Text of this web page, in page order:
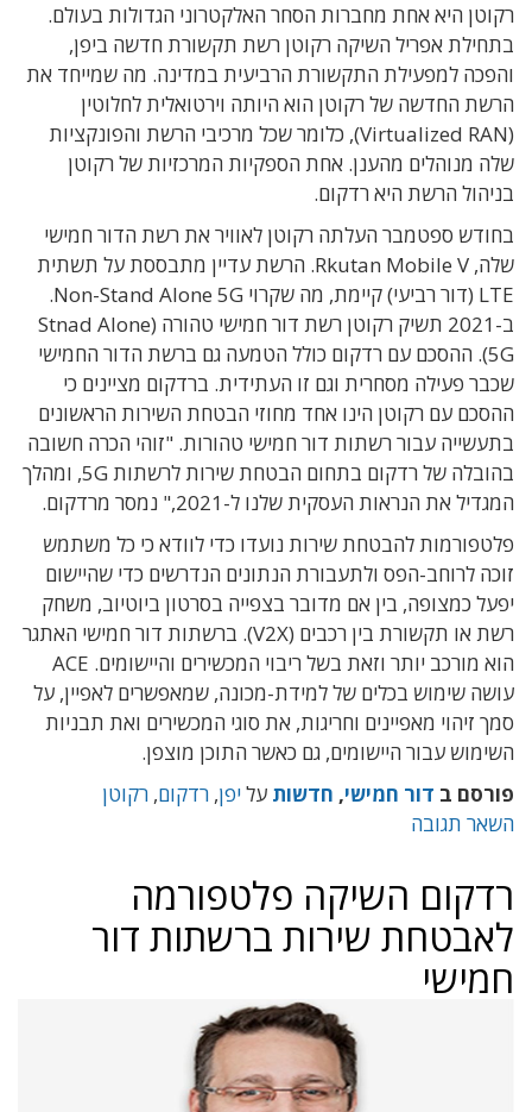
רקוטן היא אחת מחברות הסחר האלקטרוני הגדולות בעולם.
בתחילת אפריל השיקה רקוטן רשת תקשורת חדשה ביפן,
והפכה למפעילת התקשורת הרביעית במדינה. מה שמייחד את
הרשת החדשה של רקוטן הוא היותה וירטואלית לחלוטין
(Virtualized RAN), כלומר שכל מרכיבי הרשת והפונקציות
שלה מנוהלים מהענן. אחת הספקיות המרכזיות של רקוטן
בניהול הרשת היא רדקום.
בחודש ספטמבר העלתה רקוטן לאוויר את רשת הדור חמישי
שלה, Rkutan Mobile V. הרשת עדיין מתבססת על תשתית
LTE (דור רביעי) קיימת, מה שקרוי Non-Stand Alone 5G.
ב-2021 תשיק רקוטן רשת דור חמישי טהורה (Stnad Alone
5G). ההסכם עם רדקום כולל הטמעה גם ברשת הדור החמישי
שכבר פעילה מסחרית וגם זו העתידית. ברדקום מציינים כי
ההסכם עם רקוטן הינו אחד מחוזי הבטחת השירות הראשונים
בתעשייה עבור רשתות דור חמישי טהורות. "זוהי הכרה חשובה
בהובלה של רדקום בתחום הבטחת שירות לרשתות 5G, ומהלך
המגדיל את הנראות העסקית שלנו ל-2021," נמסר מרדקום.
פלטפורמות להבטחת שירות נועדו כדי לוודא כי כל משתמש
זוכה לרוחב-הפס ולתעבורת הנתונים הנדרשים כדי שהיישום
יפעל כמצופה, בין אם מדובר בצפייה בסרטון ביוטיוב, משחק
רשת או תקשורת בין רכבים (V2X). ברשתות דור חמישי האתגר
הוא מורכב יותר וזאת בשל ריבוי המכשירים והיישומים. ACE
עושה שימוש בכלים של למידת-מכונה, שמאפשרים לאפיין, על
סמך זיהוי מאפיינים וחריגות, את סוגי המכשירים ואת תבניות
השימוש עבור היישומים, גם כאשר התוכן מוצפן.
פורסם ב דור חמישי, חדשות עליפן, רדקום, רקוטן
השאר תגובה
רדקום השיקה פלטפורמה
לאבטחת שירות ברשתות דור
חמישי